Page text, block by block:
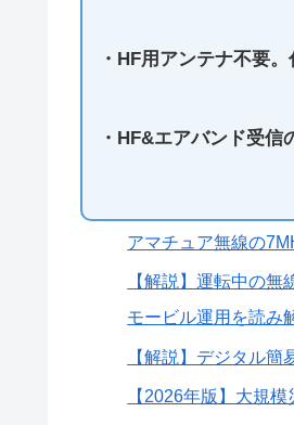
・HF用アンテナ不要
・HF&エアバンド受信
アマチュア無線の
【解説】運転中の
モービル運用を読み
【解説】デジタル
【2026年版】大規